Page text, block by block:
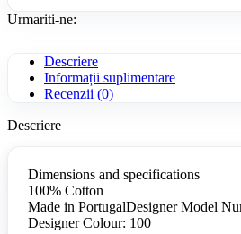
Urmariti-ne:
Descriere
Informații suplimentare
Recenzii (0)
Descriere
Dimensions and specifications
100% Cotton
Made in PortugalDesigner Model
Designer Colour: 100